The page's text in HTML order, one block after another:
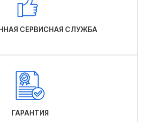
СЕРВИСНАЯ СЛУЖБА
ГАРАНТИЯ